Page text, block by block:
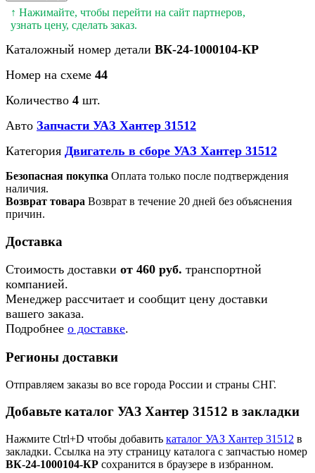
↑ Нажимайте, чтобы перейти на сайт партнеров,
узнать цену, сделать заказ.
Каталожный номер детали ВК-24-1000104-КР
Номер на схеме 44
Количество 4 шт.
Авто Запчасти УАЗ Хантер 31512
Категория Двигатель в сборе УАЗ Хантер 31512
Безопасная покупка Оплата только после подтверждения
наличия.
Возврат товара Возврат в течение 20 дней без объяснения
причин.
Доставка
Стоимость доставки от 460 руб. транспортной
компанией.
Менеджер рассчитает и сообщит цену доставки
вашего заказа.
Подробнее о доставке.
Регионы доставки
Отправляем заказы во все города России и страны СНГ.
Добавьте каталог УАЗ Хантер 31512 в закладки
Нажмите Ctrl+D чтобы добавить каталог УАЗ Хантер 31512 в
закладки. Ссылка на эту страницу каталога с запчастью номер
ВК-24-1000104-КР сохранится в браузере в избранном.